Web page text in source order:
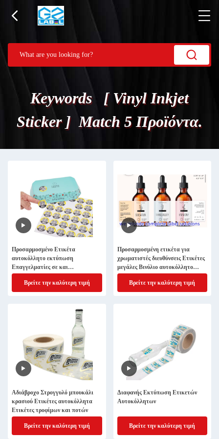
Keywords [ Vinyl Inkjet
Sticker ] Match 5 Προϊόντα.
Προσαρμοσμένο Ετικέτα
αυτοκόλλητο εκτύπωση
Επαγγελματίες σε και
προσαρμόσιμες για τις ανάγκες
μάρκετινγκ σας
Βρείτε την καλύτερη τιμή
Προσαρμοσμένη ετικέτα για
χρωματιστές διευθύνσεις Ετικέτες
μεγάλες Βινύλιο αυτοκόλλητο
Εκτύπωση μετάλλου Ετικέτα
αυτοκόλλησης
Βρείτε την καλύτερη τιμή
Αδιάβροχο Στρογγυλό μπουκάλι
κρασιού Ετικέτες αυτοκόλλητα
Ετικέτες τροφίμων και ποτών
Βρείτε την καλύτερη τιμή
Διαφανής Εκτύπωση Ετικετών
Αυτοκόλλητων
Βρείτε την καλύτερη τιμή